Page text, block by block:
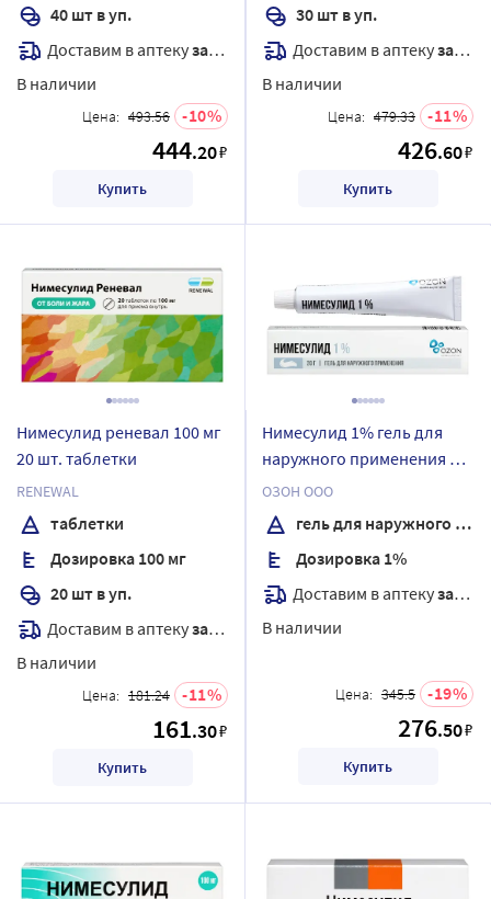
40 шт в уп.
Доставим в аптекузавтра
В наличии
Цена: 493.56 10
444.20₽
Купить
30 шт в уп.
Доставим в аптекузавтра
В наличии
Цена: 479.33 11
426.60₽
Купить
Нимесулид реневал 100 мг
20 шт. таблетки
RENEWAL
таблетки
Дозировка 100 мг
20 шт в уп.
Доставим в аптекузавтра
В наличии
Цена: 181.24 11
161.30₽
Купить
Нимесулид 1% гель для
наружного применения 20
гр
ОЗОН ООО
гель для наружного применения
Дозировка 1%
Доставим в аптекузавтра
В наличии
Цена: 345.5 19
276.50₽
Купить